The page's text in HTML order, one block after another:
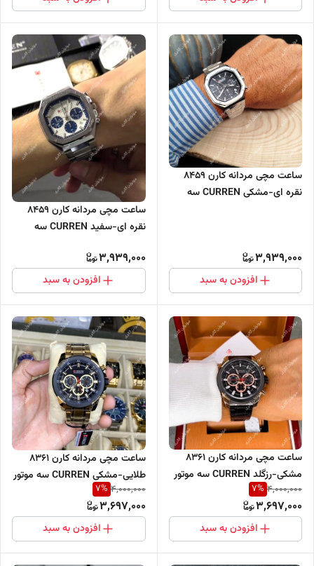
ساعت مچی مردانه کارن 8459
نقره ای-مشکی CURREN سه
3,939,000
افزودن به سبد
ساعت مچی مردانه کارن 8459
نقره ای-سفید CURREN سه
3,939,000
افزودن به سبد
ساعت مچی مردانه کارن 8361
مشکی-رزگلد CURREN سه موتور
فعال
4,000,000
7%
3,697,000
افزودن به سبد
ساعت مچی مردانه کارن 8361
طلایی-مشکی CURREN سه موتور
فعال
4,000,000
7%
3,697,000
افزودن به سبد